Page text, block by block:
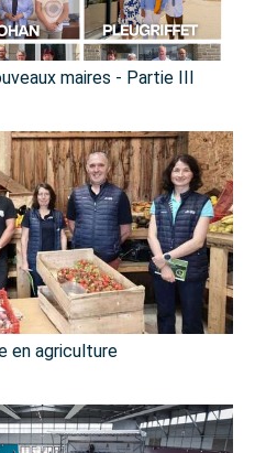
maires - Partie III
en agriculture